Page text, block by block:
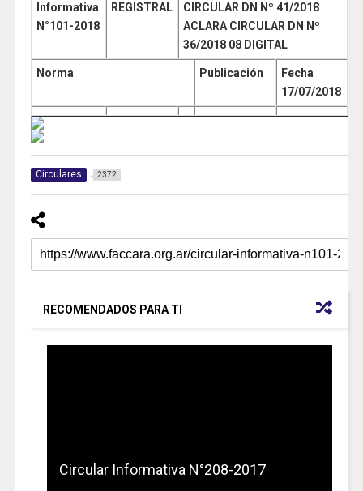
Informativa
N°101 -2018
REGISTRAL
CIRCULAR DN Nº 41/2018
ACLARA CIRCULAR DN Nº
36/2018 08 DIGITAL
Norma Publicación
Fecha
17/07/2018
Circulares 2372
RECOMENDADOS PARA TI
Circular Informativa N°208-2017